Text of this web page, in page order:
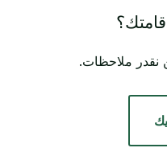
نقدر ملاحظات.